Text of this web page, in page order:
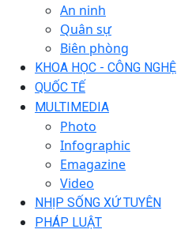
An ninh
Quân sự
Biên phòng
KHOA HỌC - CÔNG NGHỆ
QUỐC TẾ
MULTIMEDIA
Photo
Infographic
Emagazine
Video
NHỊP SỐNG XỨ TUYÊN
PHÁP LUẬT